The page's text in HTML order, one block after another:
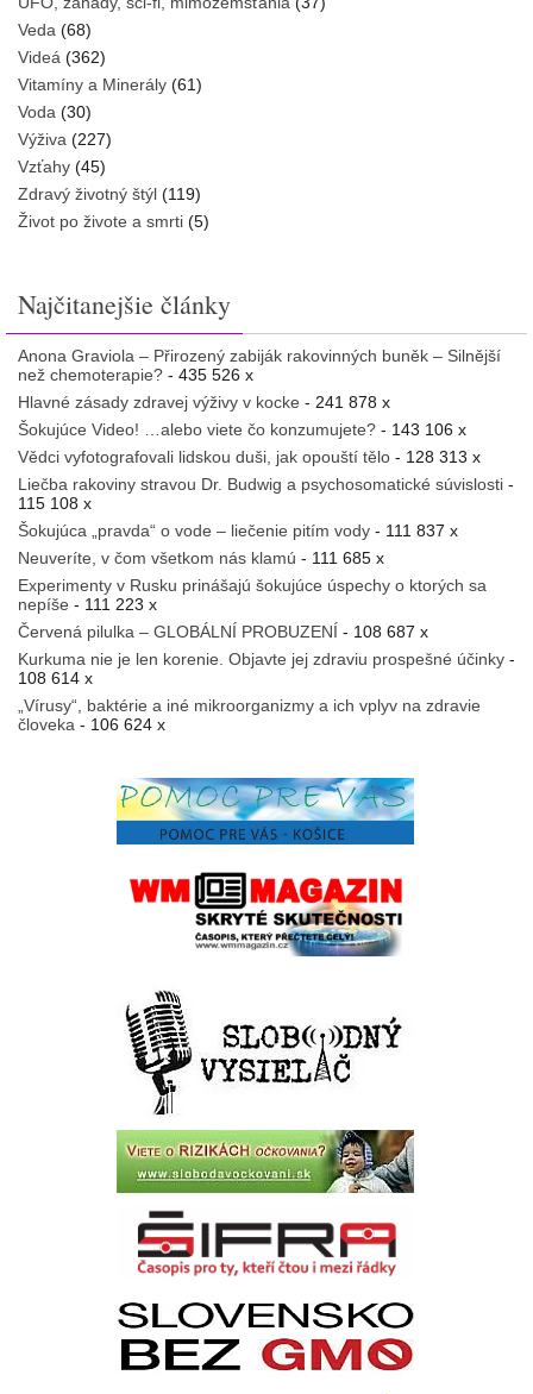
Veda (68)
Videá (362)
Vitamíny a Minerály (61)
Voda (30)
Výživa (227)
Vzťahy (45)
Zdravý životný štýl (119)
Život po živote a smrti (5)
Najčitanejšie články
Anona Graviola – Přirozený zabiják rakovinných buněk – Silnější
než chemoterapie? - 435 526 x
Hlavné zásady zdravej výživy v kocke - 241 878 x
Šokujúce Video! …alebo viete čo konzumujete? - 143 106 x
Vědci vyfotografovali lidskou duši, jak opouští tělo - 128 313 x
Liečba rakoviny stravou Dr. Budwig a psychosomatické súvislosti -
115 108 x
Šokujúca „pravda“ o vode – liečenie pitím vody - 111 837 x
Neuveríte, v čom všetkom nás klamú - 111 685 x
Experimenty v Rusku prinášajú šokujúce úspechy o ktorých sa
nepíše - 111 223 x
Červená pilulka – GLOBÁLNÍ PROBUZENÍ - 108 687 x
Kurkuma nie je len korenie. Objavte jej zdraviu prospešné účinky -
108 614 x
„Vírusy“, baktérie a iné mikroorganizmy a ich vplyv na zdravie
človeka - 106 624 x